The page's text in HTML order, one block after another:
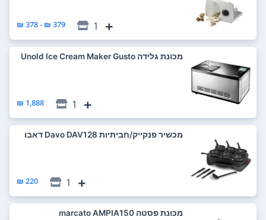
1
379 ₪ - 378 ₪
‏מכונת גלידה Unold Ice Cream Maker Gusto
1
1,888 ₪
‏מכשיר פנקייק/חביתיות Davo DAV128 דאבו
1
220 ₪
‏מכונת פסטה marcato AMPIA150